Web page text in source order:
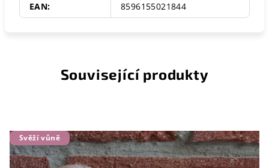
EAN: 8596155021844
Související produkty
Svěží vůně